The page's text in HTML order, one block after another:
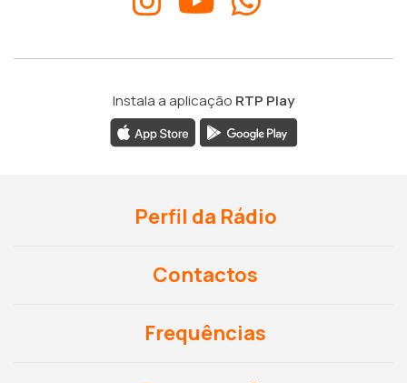
Instala a aplicação RTP Play
Perfil da Rádio
Contactos
Frequências